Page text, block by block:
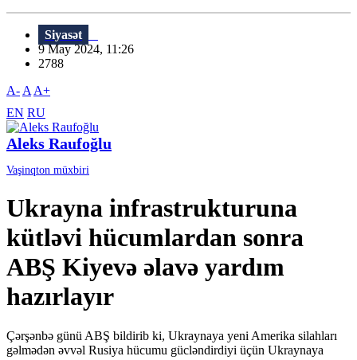
Siyasət
9 May 2024, 11:26
2788
A- A A+
EN RU
Aleks Raufoğlu
Vaşinqton müxbiri
Ukrayna infrastrukturuna
kütləvi hücumlardan sonra
ABŞ Kiyevə əlavə yardım
hazırlayır
Çərşənbə günü ABŞ bildirib ki, Ukraynaya yeni Amerika silahları
gəlmədən əvvəl Rusiya hücumu gücləndirdiyi üçün Ukraynaya